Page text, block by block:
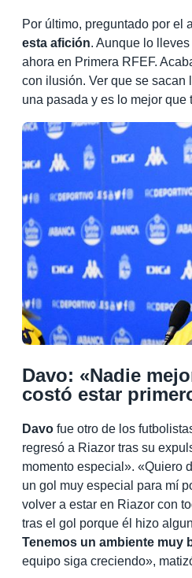
Por último, preguntado por el
esta afición. Aunque lo
ahora en Primera RFEF.
con ilusión. Ver que se
una pasada y es lo mejor que
Davo: «Nadie
costó estar
Davo fue otro de los
regresó a Riazor tras su
momento especial». «Quiero
un gol muy especial para mí
volver a estar en Riazor con
tras el gol porque él hizo
Tenemos un ambiente muy
equipo siga creciendo»,